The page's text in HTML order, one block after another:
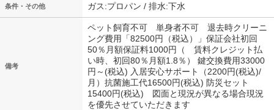
条件・その他 ガス:プロパン / 排水:下水
備考
ペット飼育不可 単身者不可 退去時クリーニ
ング費用「82500円（税込）」保証会社初回
50％月額保証料1000円（ 賃料クレジット払
い時、初回80％月額1.8％） 鍵交換費用33000
円～(税込) 入居安心サポート（2200円(税込)/
月）抗菌施工代16500円(税込) 防災セット
15400円(税込) 図面と現況が異なる場合現況
を優先させていただきます